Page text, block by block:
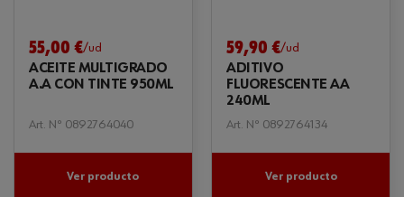
55,00 €/ud
ACEITE MULTIGRADO
A.A CON TINTE 950ML
Art. Nº 0892764040
Ver producto
59,90 €/ud
ADITIVO
FLUORESCENTE AA
240ML
Art. Nº 0892764134
Ver producto